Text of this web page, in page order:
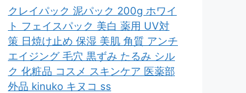
クレイパック 泥パック 200g ホワイ
ト フェイスパック 美白 薬用 UV対
策 日焼け止め 保湿 美肌 角質 アンチ
エイジング 毛穴 黒ずみ たるみ シル
ク 化粧品 コスメ スキンケア 医薬部
外品 kinuko キヌコ ss